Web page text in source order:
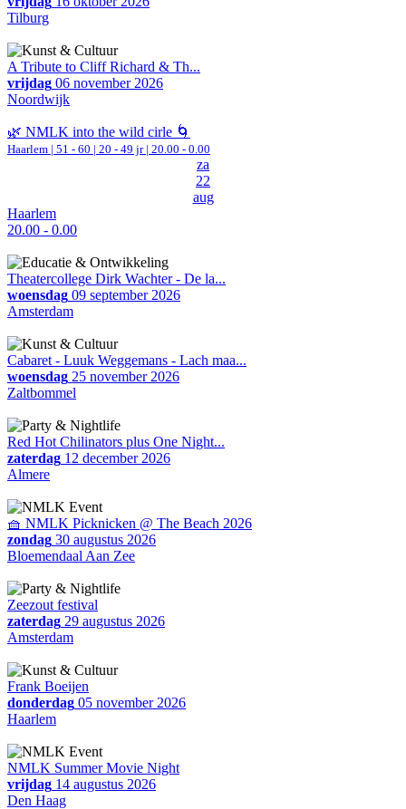
Tilburg
A Tribute to Cliff Richard & Th...
vrijdag 06 november 2026
Noordwijk
🌿 NMLK into the wild cirle 🌀
Haarlem | 51 - 60 | 20 - 49 jr | 20.00 - 0.00
za
22
aug
Haarlem
20.00 - 0.00
Theatercollege Dirk Wachter - De la...
woensdag 09 september 2026
Amsterdam
Cabaret - Luuk Weggemans - Lach maa...
woensdag 25 november 2026
Zaltbommel
Red Hot Chilinators plus One Night...
zaterdag 12 december 2026
Almere
🧺 NMLK Picknicken @ The Beach 2026
zondag 30 augustus 2026
Bloemendaal Aan Zee
Zeezout festival
zaterdag 29 augustus 2026
Amsterdam
Frank Boeijen
donderdag 05 november 2026
Haarlem
NMLK Summer Movie Night
vrijdag 14 augustus 2026
Den Haag